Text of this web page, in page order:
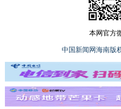
本网官方
中国新闻网海南版